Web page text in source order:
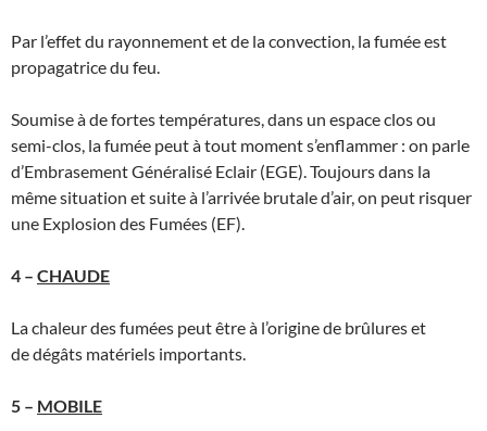
Par l’effet du rayonnement et de la convection, la fumée est
propagatrice du feu.
Soumise à de fortes températures, dans un espace clos ou
semi-clos, la fumée peut à tout moment s’enflammer : on parle
d’Embrasement Généralisé Eclair (EGE). Toujours dans la
même situation et suite à l’arrivée brutale d’air, on peut risquer
une Explosion des Fumées (EF).
4 – CHAUDE
La chaleur des fumées peut être à l’origine de brûlures et
de dégâts matériels importants.
5 – MOBILE